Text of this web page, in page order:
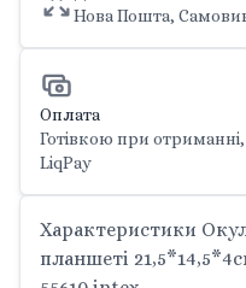
Нова Пошта,
Оплата
Готівкою при
LiqPay
Характеристики
планшеті